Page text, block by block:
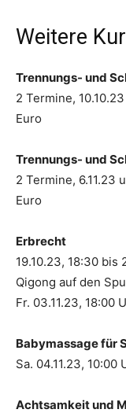
Weitere
Trennungs- und
2 Termine,
Euro
Trennungs- und
2 Termine, 6.11.23
Euro
Erbrecht
19.10.23, 18:30 bis
Qigong auf den
Fr. 03.11.23, 18:00
Babymassage für
Sa. 04.11.23, 10:00
Achtsamkeit und